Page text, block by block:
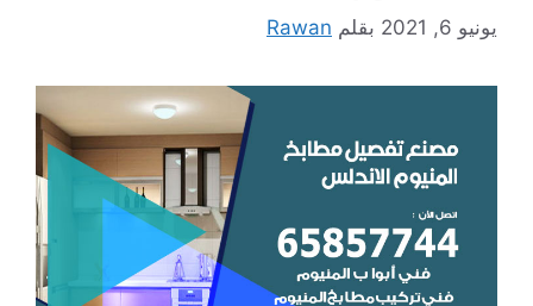
يونيو 6, 2021 بقلم Rawan